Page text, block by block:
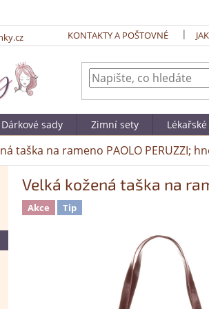
KONTAKTY A POŠTOVNÉ
Dárkové sady Zimní sety
taška na rameno PAOLO PERUZZI;
Velká kožená taška na
Akce Tip